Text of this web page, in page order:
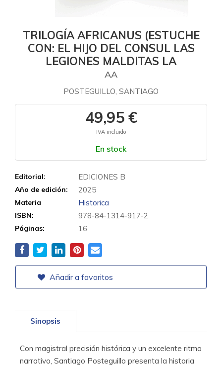
TRILOGÍA AFRICANUS (ESTUCHE
CON: EL HIJO DEL CONSUL LAS
LEGIONES MALDITAS LA
AA
POSTEGUILLO, SANTIAGO
49,95 €
IVA incluido
En stock
Editorial: EDICIONES B
Año de edición: 2025
Materia Historica
ISBN: 978-84-1314-917-2
Páginas: 16
Añadir a favoritos
Sinopsis
Con magistral precisión histórica y un excelente ritmo
narrativo, Santiago Posteguillo presenta la historia